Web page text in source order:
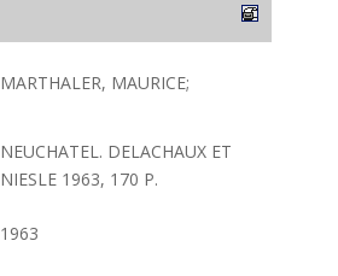
MARTHALER, MAURICE;
NEUCHATEL. DELACHAUX ET
NIESLE 1963, 170 P.
1963